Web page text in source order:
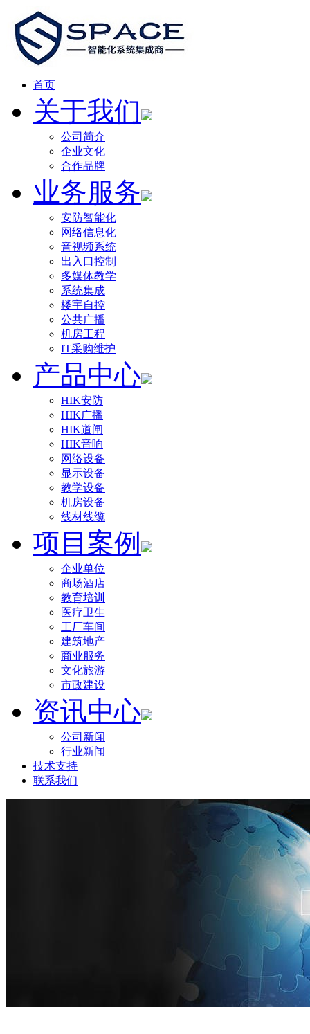
首页
关于我们
公司简介
企业文化
合作品牌
业务服务
安防智能化
网络信息化
音视频系统
出入口控制
多媒体教学
系统集成
楼宇自控
公共广播
机房工程
IT采购维护
产品中心
HIK安防
HIK广播
HIK道闸
HIK音响
网络设备
显示设备
教学设备
机房设备
线材线缆
项目案例
企业单位
商场酒店
教育培训
医疗卫生
工厂车间
建筑地产
商业服务
文化旅游
市政建设
资讯中心
公司新闻
行业新闻
技术支持
联系我们